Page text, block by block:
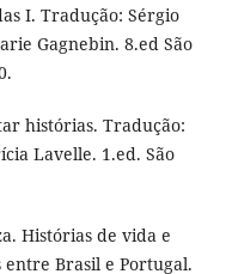
I. Tradução: Sérgio
Gagnebin. 8.ed São
histórias. Tradução:
Lavelle. 1.ed. São
Histórias de vida e
Brasil e Portugal.